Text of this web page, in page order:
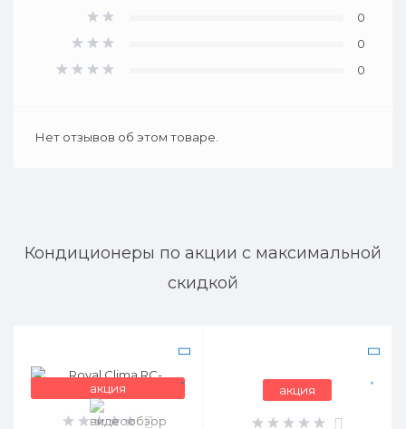
0
0
0
Нет отзывов об этом товаре.
Кондиционеры по акции с максимальной
скидкой
акция
0
акция